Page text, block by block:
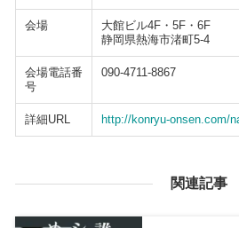
会場
大館ビル4F・5F・6F
静岡県熱海市渚町5-4
会場電話番
号
090-4711-8867
詳細URL http://konryu-onsen.com/
関連記事